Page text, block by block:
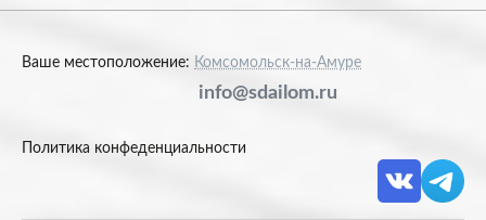
Ваше местоположение: Комсомольск-на-Амуре
info@sdailom.ru
Политика конфеденциальности